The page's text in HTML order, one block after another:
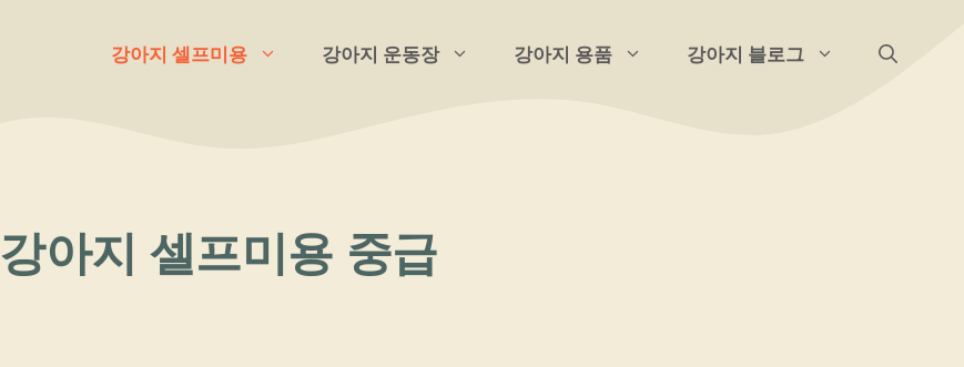
강아지 셀프미용 강아지 운동장 강아지 용품 강아지 블로그
강아지 셀프미용 중급